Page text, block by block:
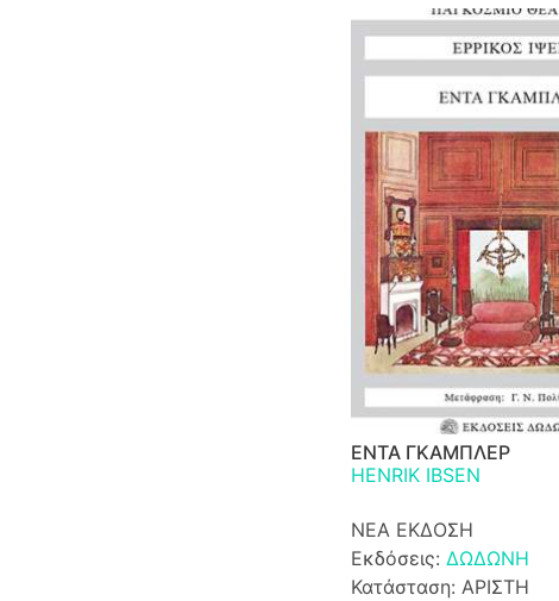
ΕΝΤΑ ΓΚΑΜΠΛΕΡ
HENRIK IBSEN
ΝΕΑ ΕΚΔΟΣΗ
Εκδόσεις: ΔΩΔΩΝΗ
Κατάσταση: ΑΡΙΣΤΗ